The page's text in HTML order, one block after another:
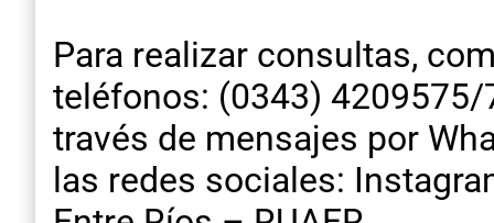
Para realizar consultas,
teléfonos: (0343) 4209575/
través de mensajes por
las redes sociales: